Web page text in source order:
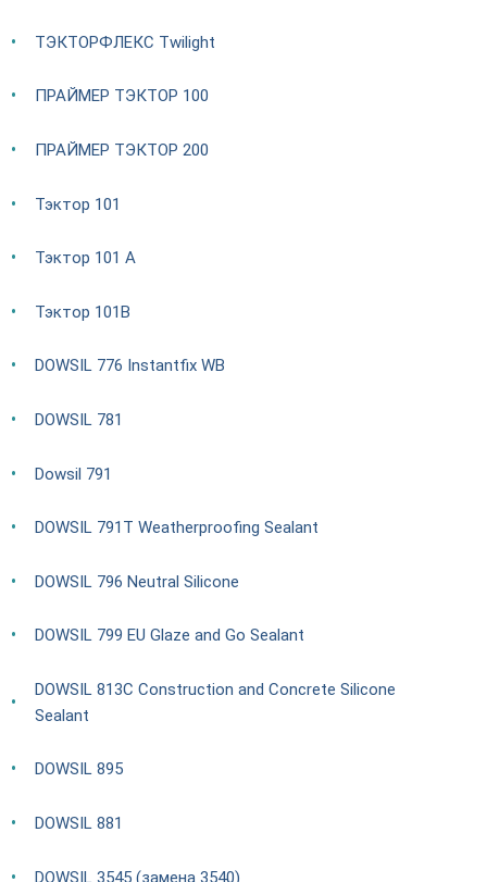
ТЭКТОРФЛЕКС Twilight
ПРАЙМЕР ТЭКТОР 100
ПРАЙМЕР ТЭКТОР 200
Тэктор 101
Тэктор 101 А
Тэктор 101В
DOWSIL 776 Instantfix WB
DOWSIL 781
Dowsil 791
DOWSIL 791T Weatherproofing Sealant
DOWSIL 796 Neutral Silicone
DOWSIL 799 EU Glaze and Go Sealant
DOWSIL 813C Construction and Concrete Silicone
Sealant
DOWSIL 895
DOWSIL 881
DOWSIL 3545 (замена 3540)